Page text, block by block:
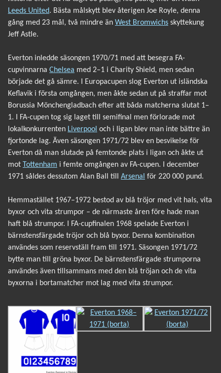
Leeds United. Bästa målskytt blev återigen Joe Royle, denna
gång med 23 mål, två mindre än West Bromwichs skyttekung
Jeff Astle.
Everton inledde säsongen 1970/71 med att besegra FA-
cupvinnarna Chelsea med 2–1 i Charity Shield, men sedan
började det gå sämre. I Europacupen slog Everton ut isländska
Keflavik i första omgången, men åkte sedan ut på straffar mot
Borussia Mönchengladbach efter att båda matcherna slutat 1–
1. I FA-cupen tog sig laget till semifinal men förlorade mot
lokalkonkurrenten Liverpool och i ligan blev man inte bättre än
fjortonde lag. Även säsongen 1971/72 blev en besvikelse för
Everton då man slutade på femtonde plats i ligan och åkte ut
mot
Tottenham i femte omgången av FA-cupen. I december
1971 såldes dessutom Alan Ball till Arsenal för 220 000 pund.
Hemmastället 1967–1972 bestod av blå tröjor med vit hals, vita
byxor och vita strumpor – de närmaste åren före hade man
haft blå strumpor. I FA-cupfinalen 1968 spelade Everton i
bärnstensfärgade tröjor och blå byxor. Denna kombination
användes som reservställ fram till 1971. Säsongen 1971/72
bytte man till gröna byxor. De bärnstensfärgade strumporna
användes även tillsammans med den blå tröjan och de vita
byxorna i bortamatcher mot lag med vita strumpor.